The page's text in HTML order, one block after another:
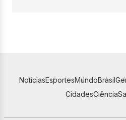
NotíciasEsportesMundoBrasil
CidadesCiência